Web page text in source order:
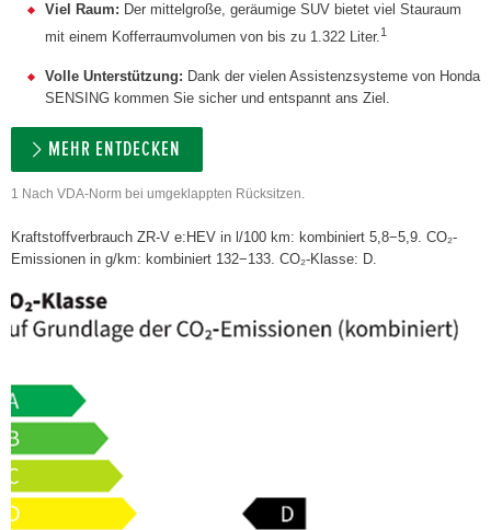
Viel Raum: Der mittelgroße, geräumige SUV bietet viel Stauraum
mit einem Kofferraumvolumen von bis zu 1.322 Liter.1
Volle Unterstützung: Dank der vielen Assistenzsysteme von Honda
SENSING kommen Sie sicher und entspannt ans Ziel.
MEHR ENTDECKEN
1 Nach VDA-Norm bei umgeklappten Rücksitzen.
Kraftstoffverbrauch ZR-V e:HEV in l/100 km: kombiniert 5,8−5,9. CO₂-
Emissionen in g/km: kombiniert 132−133. CO₂-Klasse: D.